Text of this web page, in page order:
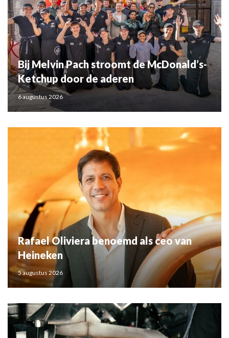
Bij Melvin Pach stroomt de McDonald’s-
Ketchup door de aderen
6 augustus 2026
Rafael Oliviera benoemd als ceo van
Heineken
5 augustus 2026